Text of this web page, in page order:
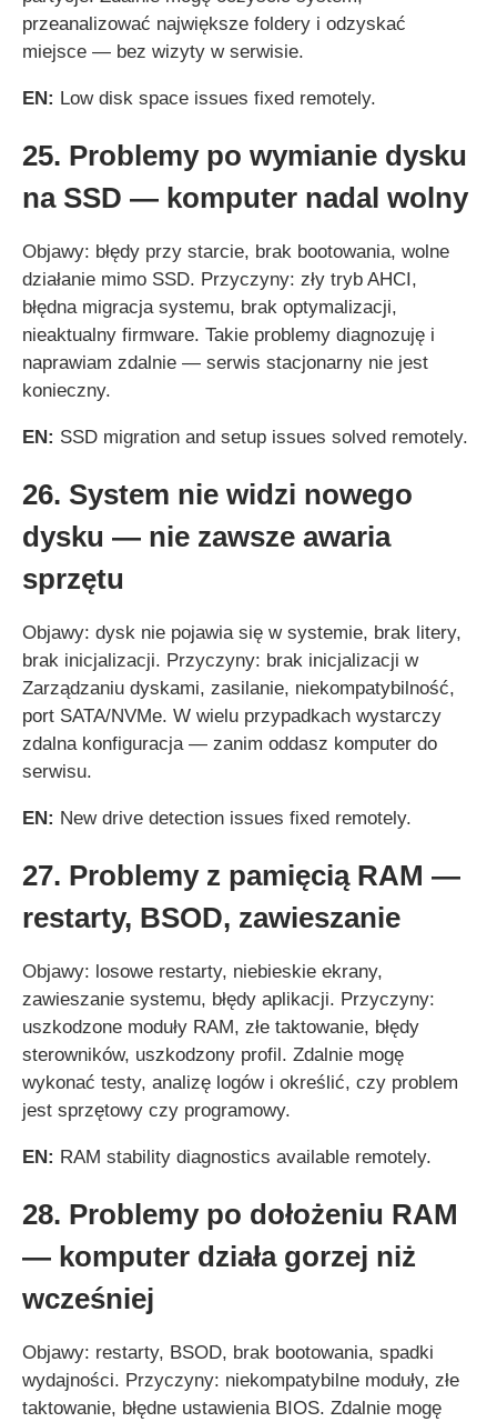
przeanalizować największe foldery i odzyskać
miejsce — bez wizyty w serwisie.
EN: Low disk space issues fixed remotely.
25. Problemy po wymianie dysku
na SSD — komputer nadal wolny
Objawy: błędy przy starcie, brak bootowania, wolne
działanie mimo SSD. Przyczyny: zły tryb AHCI,
błędna migracja systemu, brak optymalizacji,
nieaktualny firmware. Takie problemy diagnozuję i
naprawiam zdalnie — serwis stacjonarny nie jest
konieczny.
EN: SSD migration and setup issues solved remotely.
26. System nie widzi nowego
dysku — nie zawsze awaria
sprzętu
Objawy: dysk nie pojawia się w systemie, brak litery,
brak inicjalizacji. Przyczyny: brak inicjalizacji w
Zarządzaniu dyskami, zasilanie, niekompatybilność,
port SATA/NVMe. W wielu przypadkach wystarczy
zdalna konfiguracja — zanim oddasz komputer do
serwisu.
EN: New drive detection issues fixed remotely.
27. Problemy z pamięcią RAM —
restarty, BSOD, zawieszanie
Objawy: losowe restarty, niebieskie ekrany,
zawieszanie systemu, błędy aplikacji. Przyczyny:
uszkodzone moduły RAM, złe taktowanie, błędy
sterowników, uszkodzony profil. Zdalnie mogę
wykonać testy, analizę logów i określić, czy problem
jest sprzętowy czy programowy.
EN: RAM stability diagnostics available remotely.
28. Problemy po dołożeniu RAM
— komputer działa gorzej niż
wcześniej
Objawy: restarty, BSOD, brak bootowania, spadki
wydajności. Przyczyny: niekompatybilne moduły, złe
taktowanie, błędne ustawienia BIOS. Zdalnie mogę